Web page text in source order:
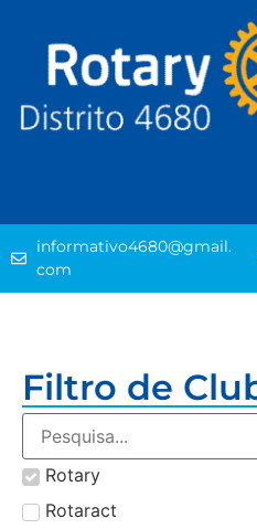
informativo4680@gmail.
com
Filtro de
Rotary
Rotaract